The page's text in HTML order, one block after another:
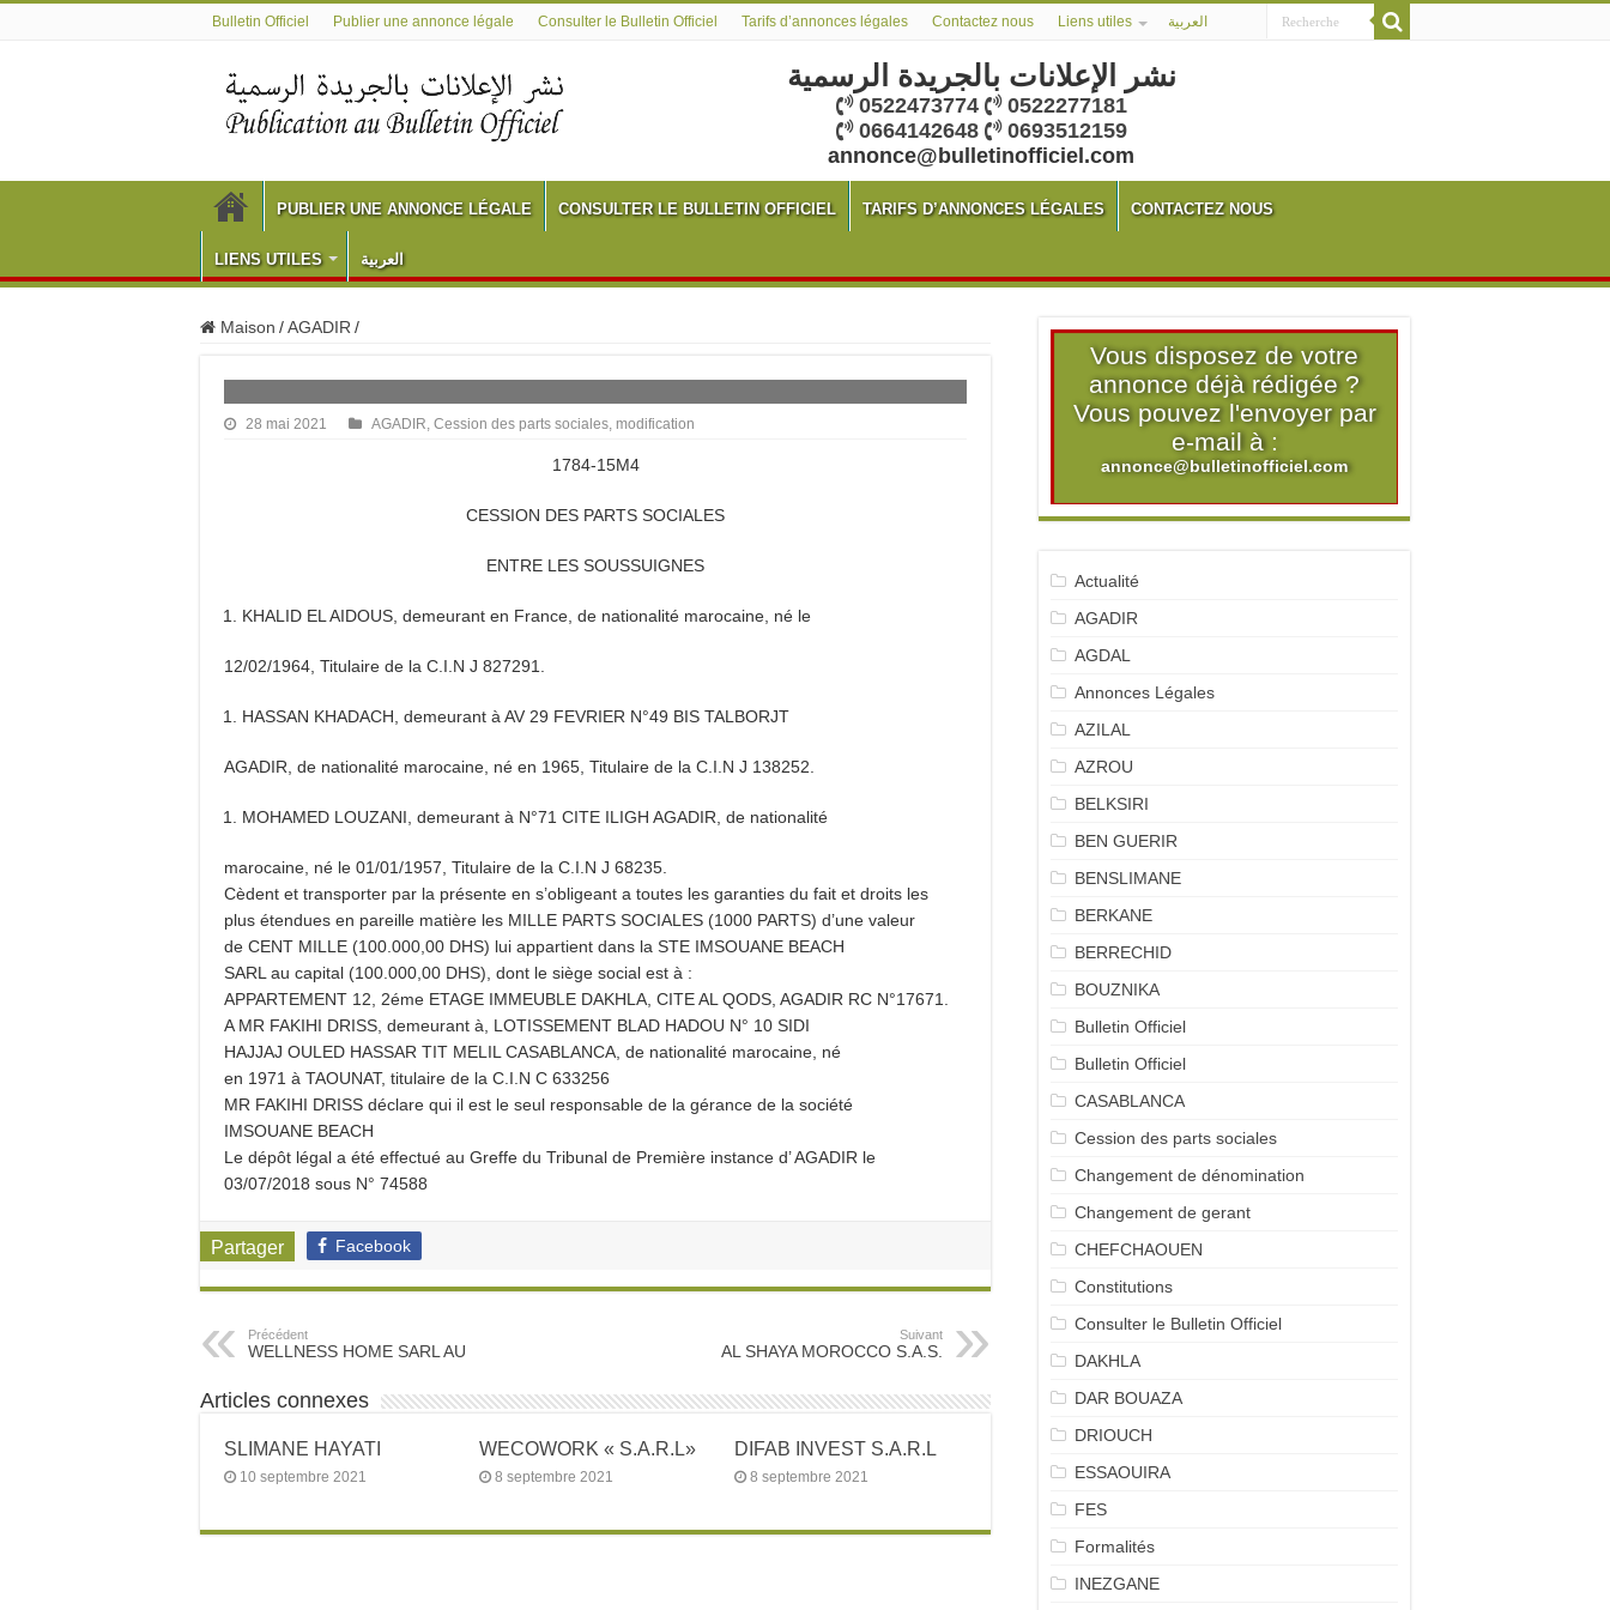
Bulletin Officiel Publier une annonce légale Consulter le Bulletin Officiel Tarifs d’annonces légales Contactez nous Liens utiles العربية
نشر الإعلانات بالجريدة الرسمية
0522473774
0522277181
0664142648
0693512159
annonce@bulletinofficiel.com
PUBLIER UNE ANNONCE LÉGALE CONSULTER LE BULLETIN OFFICIEL TARIFS D’ANNONCES LÉGALES CONTACTEZ NOUS
LIENS UTILES العربية
Maison /AGADIR /
28 mai 2021 AGADIR, Cession des parts sociales, modification
1784-15M4
CESSION DES PARTS SOCIALES
ENTRE LES SOUSSUIGNES
KHALID EL AIDOUS, demeurant en France, de nationalité marocaine, né le
12/02/1964, Titulaire de la C.I.N J 827291.
HASSAN KHADACH, demeurant à AV 29 FEVRIER N°49 BIS TALBORJT
AGADIR, de nationalité marocaine, né en 1965, Titulaire de la C.I.N J 138252.
MOHAMED LOUZANI, demeurant à N°71 CITE ILIGH AGADIR, de nationalité
marocaine, né le 01/01/1957, Titulaire de la C.I.N J 68235.
Cèdent et transporter par la présente en s’obligeant a toutes les garanties du fait et droits les
plus étendues en pareille matière les MILLE PARTS SOCIALES (1000 PARTS) d’une valeur
de CENT MILLE (100.000,00 DHS) lui appartient dans la STE IMSOUANE BEACH
SARL au capital (100.000,00 DHS), dont le siège social est à :
APPARTEMENT 12, 2éme ETAGE IMMEUBLE DAKHLA, CITE AL QODS, AGADIR RC N°17671.
A MR FAKIHI DRISS, demeurant à, LOTISSEMENT BLAD HADOU N° 10 SIDI
HAJJAJ OULED HASSAR TIT MELIL CASABLANCA, de nationalité marocaine, né
en 1971 à TAOUNAT, titulaire de la C.I.N C 633256
MR FAKIHI DRISS déclare qui il est le seul responsable de la gérance de la société
IMSOUANE BEACH
Le dépôt légal a été effectué au Greffe du Tribunal de Première instance d’ AGADIR le
03/07/2018 sous N° 74588
Partager Facebook
Précédent
WELLNESS HOME SARL AU
Suivant
AL SHAYA MOROCCO S.A.S.
Articles connexes
SLIMANE HAYATI
10 septembre 2021
WECOWORK « S.A.R.L»
8 septembre 2021
DIFAB INVEST S.A.R.L
8 septembre 2021
Vous disposez de votre
annonce déjà rédigée ?
Vous pouvez l'envoyer par
e-mail à :
annonce@bulletinofficiel.com
Actualité
AGADIR
AGDAL
Annonces Légales
AZILAL
AZROU
BELKSIRI
BEN GUERIR
BENSLIMANE
BERKANE
BERRECHID
BOUZNIKA
Bulletin Officiel
Bulletin Officiel
CASABLANCA
Cession des parts sociales
Changement de dénomination
Changement de gerant
CHEFCHAOUEN
Constitutions
Consulter le Bulletin Officiel
DAKHLA
DAR BOUAZA
DRIOUCH
ESSAOUIRA
FES
Formalités
INEZGANE